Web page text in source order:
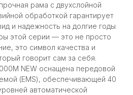
рама с двухслойной
обработкой гарантирует
и надежность на долгие годы
этой серии — это не просто
это символ качества и
говорит сам за себя.
NEW оснащена передовой
(EMS), обеспечивающей 40
автоматической